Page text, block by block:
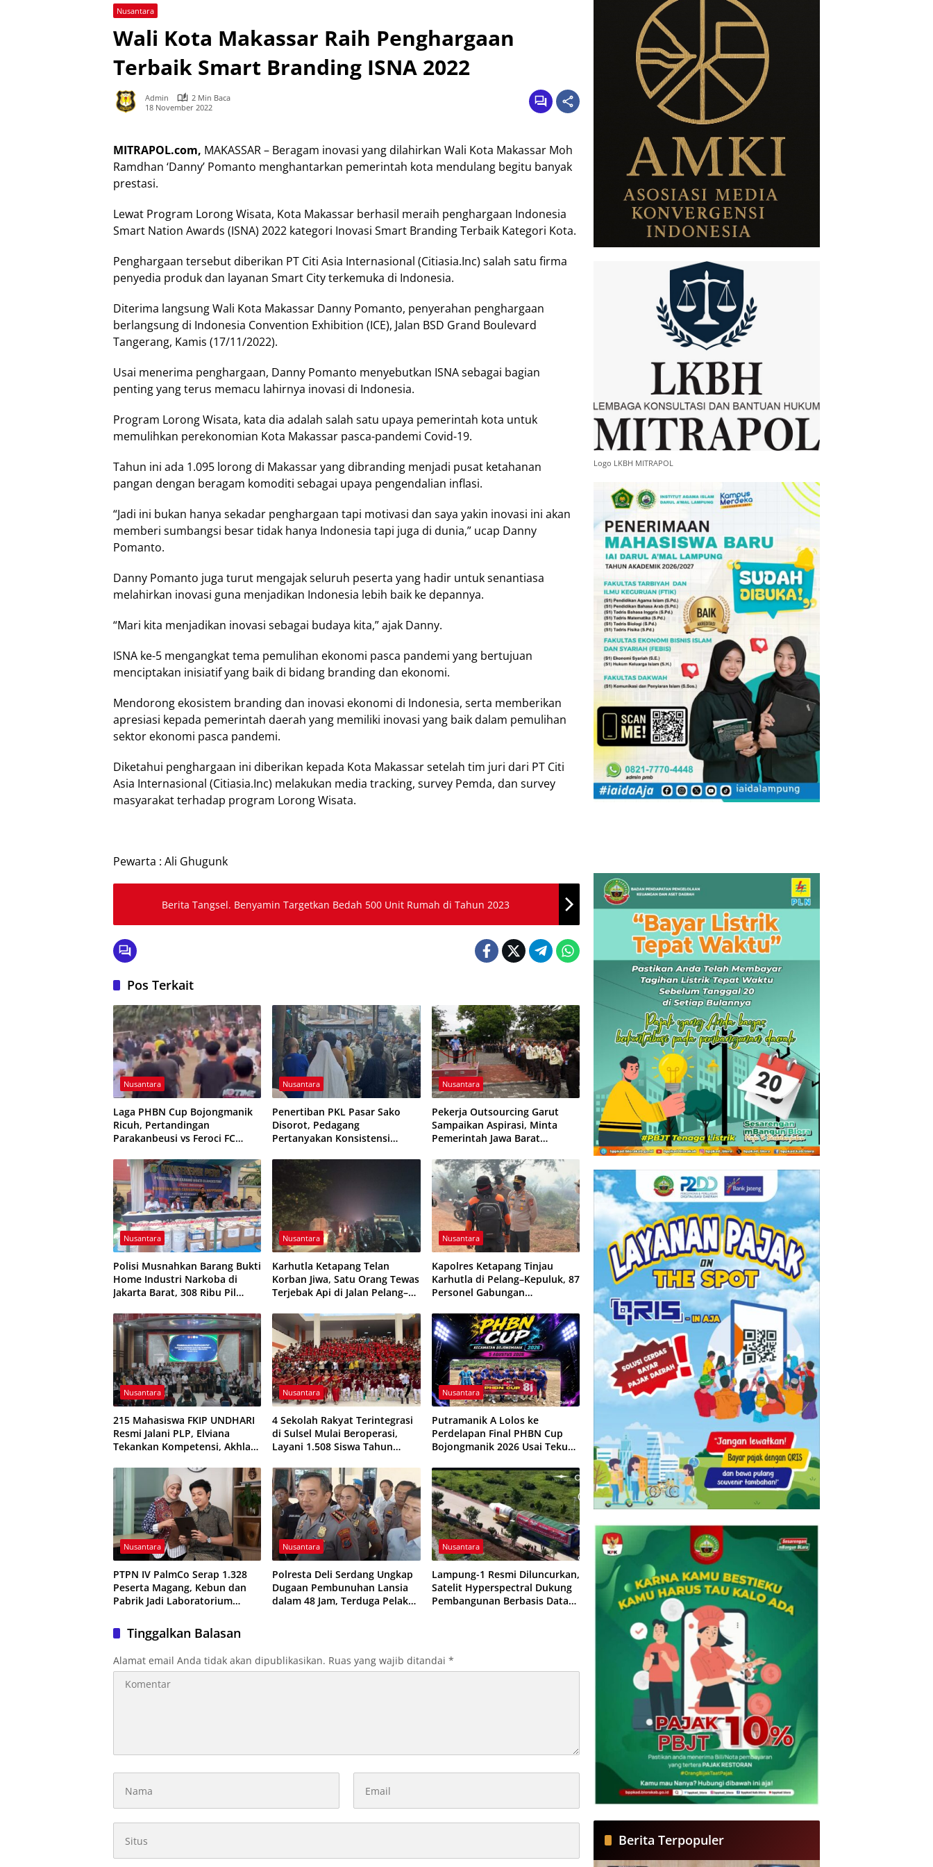
Nusantara
Wali Kota Makassar Raih Penghargaan
Terbaik Smart Branding ISNA 2022
Admin
2 Min Baca
18 November 2022
MITRAPOL.com, MAKASSAR – Beragam inovasi yang dilahirkan Wali Kota Makassar Moh
Ramdhan ‘Danny’ Pomanto menghantarkan pemerintah kota mendulang begitu banyak
prestasi.
Lewat Program Lorong Wisata, Kota Makassar berhasil meraih penghargaan Indonesia
Smart Nation Awards (ISNA) 2022 kategori Inovasi Smart Branding Terbaik Kategori Kota.
Penghargaan tersebut diberikan PT Citi Asia Internasional (Citiasia.Inc) salah satu firma
penyedia produk dan layanan Smart City terkemuka di Indonesia.
Diterima langsung Wali Kota Makassar Danny Pomanto, penyerahan penghargaan
berlangsung di Indonesia Convention Exhibition (ICE), Jalan BSD Grand Boulevard
Tangerang, Kamis (17/11/2022).
Usai menerima penghargaan, Danny Pomanto menyebutkan ISNA sebagai bagian
penting yang terus memacu lahirnya inovasi di Indonesia.
Program Lorong Wisata, kata dia adalah salah satu upaya pemerintah kota untuk
memulihkan perekonomian Kota Makassar pasca-pandemi Covid-19.
Tahun ini ada 1.095 lorong di Makassar yang dibranding menjadi pusat ketahanan
pangan dengan beragam komoditi sebagai upaya pengendalian inflasi.
“Jadi ini bukan hanya sekadar penghargaan tapi motivasi dan saya yakin inovasi ini akan
memberi sumbangsi besar tidak hanya Indonesia tapi juga di dunia,” ucap Danny
Pomanto.
Danny Pomanto juga turut mengajak seluruh peserta yang hadir untuk senantiasa
melahirkan inovasi guna menjadikan Indonesia lebih baik ke depannya.
“Mari kita menjadikan inovasi sebagai budaya kita,” ajak Danny.
ISNA ke-5 mengangkat tema pemulihan ekonomi pasca pandemi yang bertujuan
menciptakan inisiatif yang baik di bidang branding dan ekonomi.
Mendorong ekosistem branding dan inovasi ekonomi di Indonesia, serta memberikan
apresiasi kepada pemerintah daerah yang memiliki inovasi yang baik dalam pemulihan
sektor ekonomi pasca pandemi.
Diketahui penghargaan ini diberikan kepada Kota Makassar setelah tim juri dari PT Citi
Asia Internasional (Citiasia.Inc) melakukan media tracking, survey Pemda, dan survey
masyarakat terhadap program Lorong Wisata.
Pewarta : Ali Ghugunk
Berita Tangsel. Benyamin Targetkan Bedah 500 Unit Rumah di Tahun 2023
Pos Terkait
Nusantara
Laga PHBN Cup Bojongmanik
Ricuh, Pertandingan
Parakanbeusi vs Feroci FC
Nusantara
Penertiban PKL Pasar Sako
Disorot, Pedagang
Pertanyakan Konsistensi
Pungutan
Nusantara
Pekerja Outsourcing Garut
Sampaikan Aspirasi, Minta
Pemerintah Jawa Barat
Nusantara
Polisi Musnahkan Barang Bukti
Home Industri Narkoba di
Jakarta Barat, 308 Ribu Pil
Nusantara
Karhutla Ketapang Telan
Korban Jiwa, Satu Orang Tewas
Terjebak Api di Jalan Pelang–
Nusantara
Kapolres Ketapang Tinjau
Karhutla di Pelang–Kepuluk, 87
Personel Gabungan
Nusantara
215 Mahasiswa FKIP UNDHARI
Resmi Jalani PLP, Elviana
Tekankan Kompetensi, Akhlak
Calon Guru
Nusantara
4 Sekolah Rakyat Terintegrasi
di Sulsel Mulai Beroperasi,
Layani 1.508 Siswa Tahun
Nusantara
Putramanik A Lolos ke
Perdelapan Final PHBN Cup
Bojongmanik 2026 Usai Tekuk
Nusantara
PTPN IV PalmCo Serap 1.328
Peserta Magang, Kebun dan
Pabrik Jadi Laboratorium
Nusantara
Polresta Deli Serdang Ungkap
Dugaan Pembunuhan Lansia
dalam 48 Jam, Terduga Pelaku
Nusantara
Lampung-1 Resmi Diluncurkan,
Satelit Hyperspectral Dukung
Pembangunan Berbasis Data
Tinggalkan Balasan
Alamat email Anda tidak akan dipublikasikan. Ruas yang wajib ditandai *
Logo LKBH MITRAPOL
Berita Terpopuler